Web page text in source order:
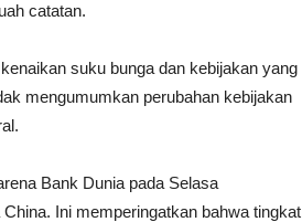
catatan.
suku bunga dan kebijakan yang
mengumumkan perubahan kebijakan
Bank Dunia pada Selasa
Ini memperingatkan bahwa tingkat